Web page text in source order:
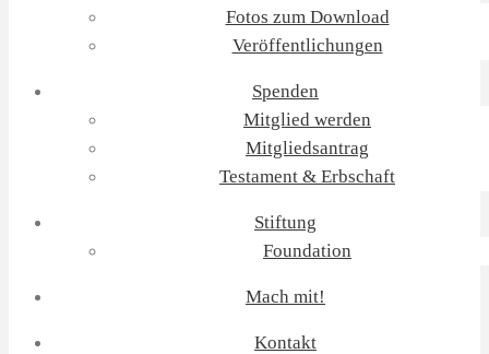
Fotos zum Download
Veröffentlichungen
Spenden
Mitglied werden
Mitgliedsantrag
Testament & Erbschaft
Stiftung
Foundation
Mach mit!
Kontakt